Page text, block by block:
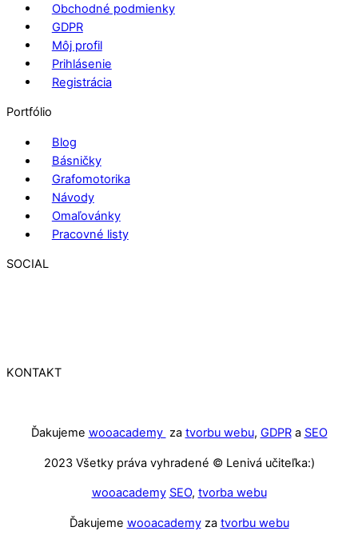
Obchodné podmienky
GDPR
Môj profil
Prihlásenie
Registrácia
Portfólio
Blog
Básničky
Grafomotorika
Návody
Omaľovánky
Pracovné listy
SOCIAL
KONTAKT
Ďakujeme wooacademy za tvorbu webu, GDPRa SEO
2023 Všetky práva vyhradené © Lenivá učiteľka:)
wooacademy SEO, tvorba webu
Ďakujeme wooacademyza tvorbu webu